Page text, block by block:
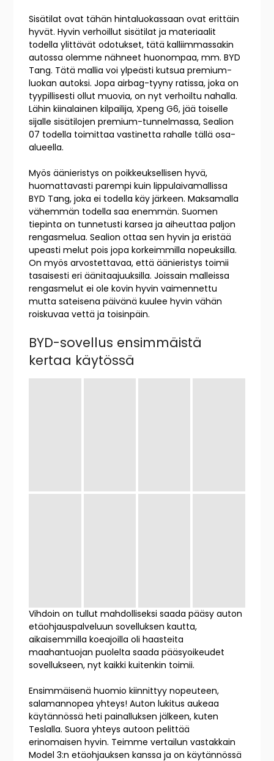
Sisätilat ovat tähän hintaluokassaan ovat erittäin
hyvät. Hyvin verhoillut sisätilat ja materiaalit
todella ylittävät odotukset, tätä kalliimmassakin
autossa olemme nähneet huonompaa, mm. BYD
Tang. Tätä mallia voi ylpeästi kutsua premium-
luokan autoksi. Jopa airbag-tyyny ratissa, joka on
tyypillisesti ollut muovia, on nyt verhoiltu nahalla.
Lähin kiinalainen kilpailija, Xpeng G6, jää toiselle
sijalle sisätilojen premium-tunnelmassa, Sealion
07 todella toimittaa vastinetta rahalle tällä osa-
alueella.
Myös äänieristys on poikkeuksellisen hyvä,
huomattavasti parempi kuin lippulaivamallissa
BYD Tang, joka ei todella käy järkeen. Maksamalla
vähemmän todella saa enemmän. Suomen
tiepinta on tunnetusti karsea ja aiheuttaa paljon
rengasmelua. Sealion ottaa sen hyvin ja eristää
upeasti melut pois jopa korkeimmilla nopeuksilla.
On myös arvostettavaa, että äänieristys toimii
tasaisesti eri äänitaajuuksilla. Joissain malleissa
rengasmelut ei ole kovin hyvin vaimennettu
mutta sateisena päivänä kuulee hyvin vähän
roiskuvaa vettä ja toisinpäin.
BYD-sovellus ensimmäistä
kertaa käytössä
Vihdoin on tullut mahdolliseksi saada pääsy auton
etäohjauspalveluun sovelluksen kautta,
aikaisemmilla koeajoilla oli haasteita
maahantuojan puolelta saada pääsyoikeudet
sovellukseen, nyt kaikki kuitenkin toimii.
Ensimmäisenä huomio kiinnittyy nopeuteen,
salamannopea yhteys! Auton lukitus aukeaa
käytännössä heti painalluksen jälkeen, kuten
Teslalla. Suora yhteys autoon pelittää
erinomaisen hyvin. Teimme vertailun vastakkain
Model 3:n etäohjauksen kanssa ja on käytännössä